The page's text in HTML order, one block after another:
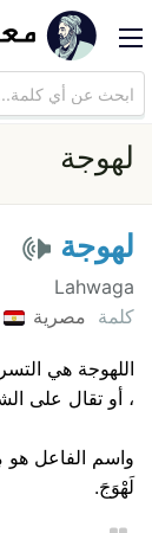
لهوجة
لهوجة
Lahwaga
كلمة مصرية
اللهوجة هي
، أو تقال على
واسم الفاعل هو
لَهْوَجَ.